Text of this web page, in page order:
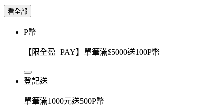
看全部
P幣
【限全盈+PAY】單筆滿$5000送100P幣
登記送
單筆滿1000元送500P幣